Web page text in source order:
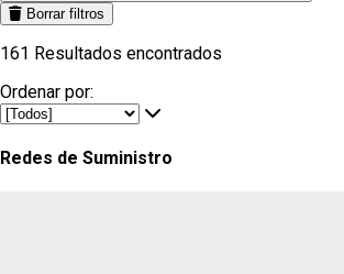
Borrar filtros
161 Resultados encontrados
Ordenar por:
Redes de Suministro